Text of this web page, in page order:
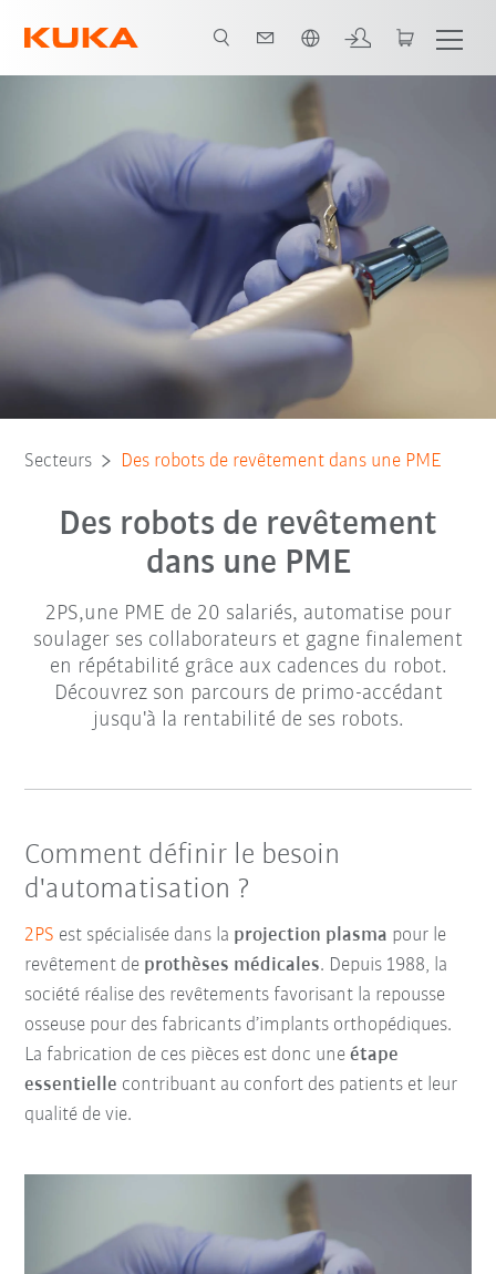
Secteurs Des robots de revêtement dans une PME
Des robots de revêtement
dans une PME
2PS,une PME de 20 salariés, automatise pour
soulager ses collaborateurs et gagne finalement
en répétabilité grâce aux cadences du robot.
Découvrez son parcours de primo-accédant
jusqu'à la rentabilité de ses robots.
Comment définir le besoin
d'automatisation ?
2PS est spécialisée dans la projection plasma pour le
revêtement de prothèses médicales. Depuis 1988, la
société réalise des revêtements favorisant la repousse
osseuse pour des fabricants d’implants orthopédiques.
La fabrication de ces pièces est donc uneétape
essentielle contribuant au confort des patients et leur
qualité de vie.